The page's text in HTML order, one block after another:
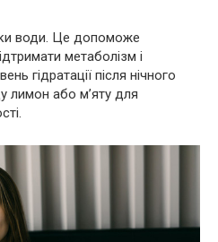
води. Це допоможе
метаболізм і
гідратації після нічного
лимон або м’яту для